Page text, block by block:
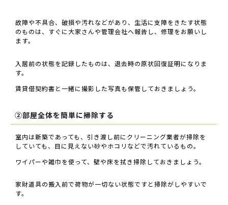
故障や不具合、破損や汚れなどがあり、生活に支障をきたす状態
のものは、すぐに大家さんや管理会社へ報告し、修理をお願いし
ます。
入居前の状態を記録したものは、退去時の原状回復証明になりま
す。
賃貸借契約書と一緒に撮影した写真も保管しておきましょう。
②部屋全体を簡単に掃除する
室内は新築であっても、引き渡し前にクリーニング業者が掃除を
していても、目に見えない砂やホコリなどで汚れているもの。
ワイパーや雑巾を使って、壁や床を拭き掃除しておきましょう。
家財道具の搬入前で荷物が一切ない状態ですと掃除がしやすいで
す。